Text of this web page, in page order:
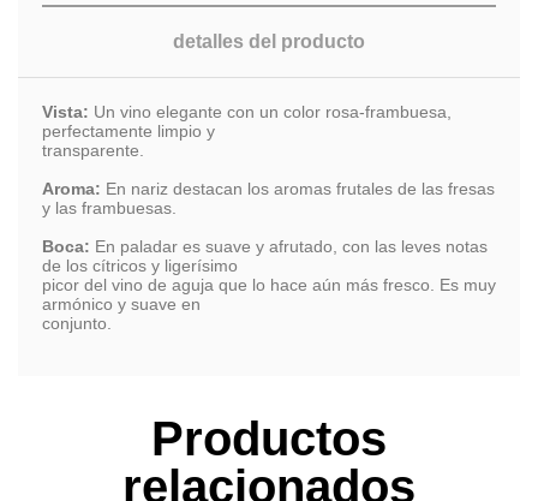
detalles del producto
Vista: Un vino elegante con un color rosa-frambuesa,
perfectamente limpio y
transparente.
Aroma: En nariz destacan los aromas frutales de las fresas
y las frambuesas.
Boca: En paladar es suave y afrutado, con las leves notas
de los cítricos y ligerísimo
picor del vino de aguja que lo hace aún más fresco. Es muy
armónico y suave en
conjunto.
Productos
relacionados